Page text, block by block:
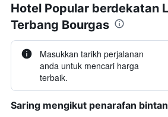
Hotel Popular berdekatan
Terbang Bourgas
Masukkan tarikh perjalanan
anda untuk mencari harga
terbaik.
Saring mengikut penarafan